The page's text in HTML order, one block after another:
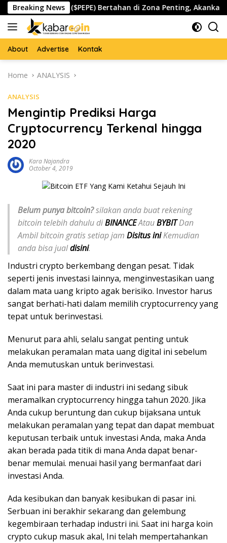
Skip
to
content
Breaking News
Pepe ($PEPE) Bertahan di Zona Penting, Akankah Memicu
About Advertise Kontak
Home ANALYSIS
ANALYSIS
Mengintip Prediksi Harga
Cryptocurrency Terkenal hingga
2020
Kara Najandra
October 4, 2019
Belum punya bitcoin?silakan anda buat rekening
bitcoin telebih dahulu diBINANCEAtauBYBITDan
Ambil bitcoin gratis setiap jam Disitus iniKemudian
anda bisa jualdisini.
Industri crypto berkembang dengan pesat. Tidak
seperti jenis investasi lainnya, menginvestasikan uang
dalam mata uang kripto agak berisiko. Investor harus
sangat berhati-hati dalam memilih cryptocurrency yang
tepat untuk berinvestasi.
Menurut para ahli, selalu sangat penting untuk
melakukan peramalan mata uang digital ini sebelum
Anda memutuskan untuk berinvestasi.
Saat ini para master di industri ini sedang sibuk
meramalkan cryptocurrency hingga tahun 2020. Jika
Anda cukup beruntung dan cukup bijaksana untuk
melakukan peramalan yang tepat dan dapat membuat
keputusan terbaik untuk investasi Anda, maka Anda
akan berada pada titik di mana Anda dapat benar-
benar memulai. menuai hasil yang bermanfaat dari
investasi Anda.
Ada kesibukan dan banyak kesibukan di pasar ini.
Serbuan ini berakhir sekarang dan gelembung
kegembiraan terhadap industri ini. Saat ini harga koin
crypto cukup masuk akal, Ini telah mempertahankan